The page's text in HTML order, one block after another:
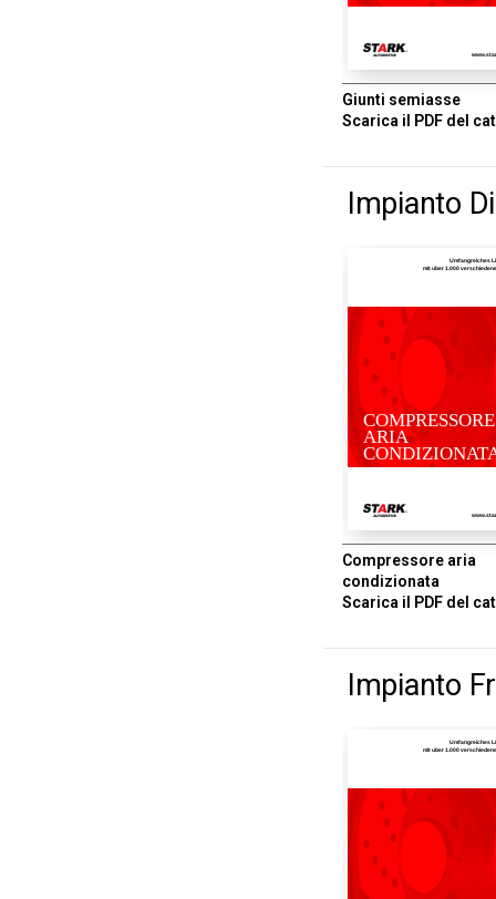
Giunti semiasse
Scarica il PDF del
Impianto
Umfangreiches
mit uber 1.000
COMPRESSORE
ARIA
Compressore aria
condizionata
Scarica il PDF del
Impianto
Umfangreiches
mit uber 1.000